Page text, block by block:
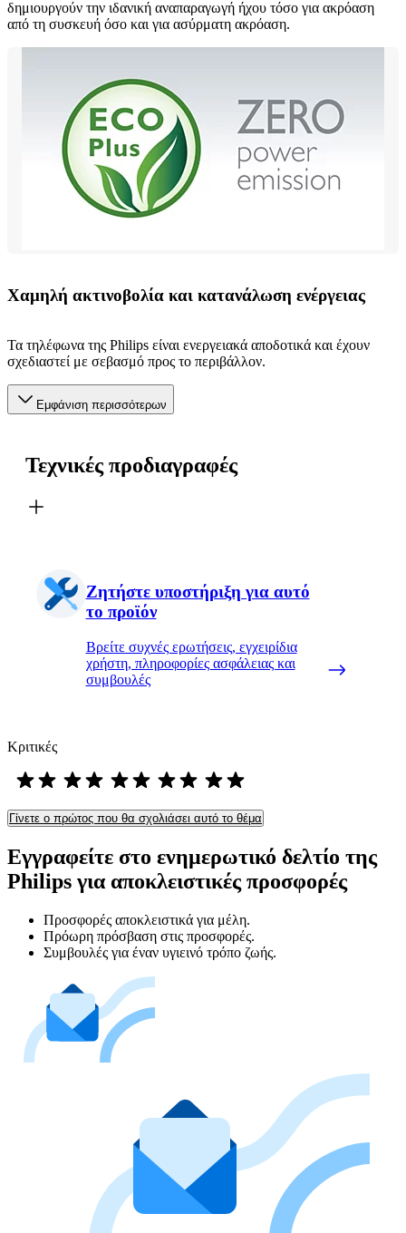
δημιουργούν την ιδανική αναπαραγωγή ήχου τόσο για ακρόαση
από τη συσκευή όσο και για ασύρματη ακρόαση.
Χαμηλή ακτινοβολία και κατανάλωση ενέργειας
Τα τηλέφωνα της Philips είναι ενεργειακά αποδοτικά και έχουν
σχεδιαστεί με σεβασμό προς το περιβάλλον.
Εμφάνιση περισσότερων
Τεχνικές προδιαγραφές
Ζητήστε υποστήριξη για αυτό
το προϊόν
Βρείτε συχνές ερωτήσεις, εγχειρίδια
χρήστη, πληροφορίες ασφάλειας και
συμβουλές
Κριτικές
Γίνετε ο πρώτος που θα σχολιάσει αυτό το θέμα
Εγγραφείτε στο ενημερωτικό δελτίο της
Philips για αποκλειστικές προσφορές
Προσφορές αποκλειστικά για μέλη.
Πρόωρη πρόσβαση στις προσφορές.
Συμβουλές για έναν υγιεινό τρόπο ζωής.